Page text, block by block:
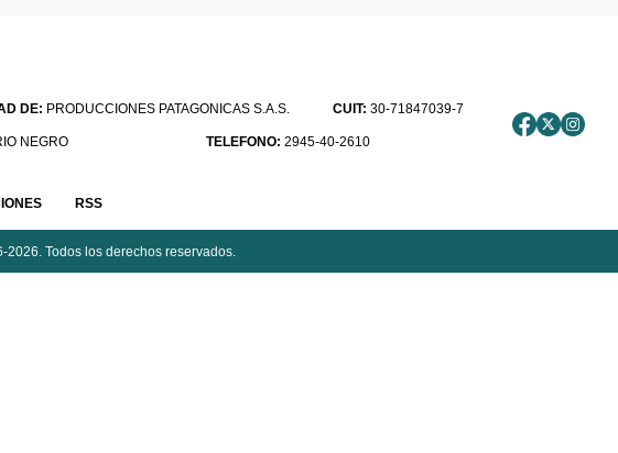
DE: PRODUCCIONES PATAGONICAS S.A.S. CUIT: 30-71847039-7
NEGRO TELEFONO: 2945-40-2610
RSS
2026. Todos los derechos reservados.